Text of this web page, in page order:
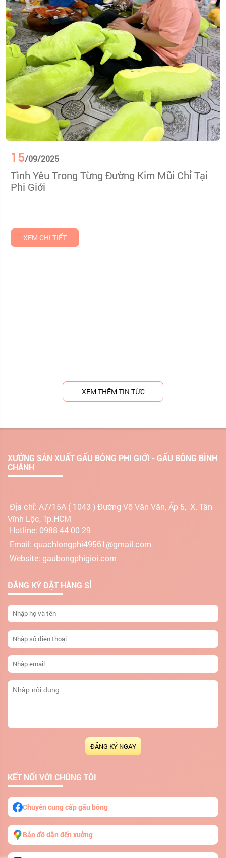
15/09/2025
Tình Yêu Trong Từng Đường Kim Mũi Chỉ Tại
Phi Giới
XEM CHI TIẾT
XEM THÊM TIN TỨC
XƯỞNG SẢN XUẤT GẤU BÔNG PHI GIỚI - GẤU BÔNG BÌNH
CHÁNH
Địa chỉ: A7/15A ( 1043 ) Đường Võ Văn Vân, Ấp 5, X. Tân
Vĩnh Lộc, Tp.HCM
Hotline: 0988 44 00 29
Email: quachlongphi49561@gmail.com
Website: gaubongphigioi.com
ĐĂNG KÝ ĐẶT HÀNG SỈ
ĐĂNG KÝ NGAY
KẾT NỐI VỚI CHÚNG TÔI
Chuyên cung cấp gấu bông
Bản đồ dẫn đến xưởng